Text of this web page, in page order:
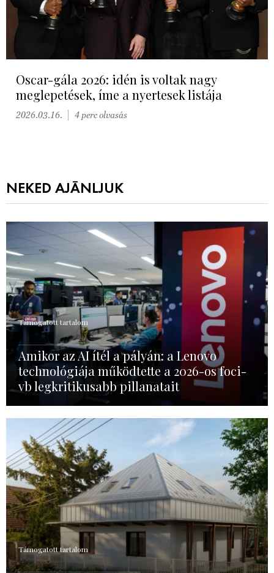
Oscar-gála 2026: idén is voltak nagy
meglepetések, íme a nyertesek listája
2026.03.16. 4 perc olvasás
NEKED AJÁNLJUK
Támogatott tartalom
Amikor az AI ítél a pályán: a Lenovo
technológiája működtette a 2026-os foci-
vb legkritikusabb pillanatait
Támogatott tartalom